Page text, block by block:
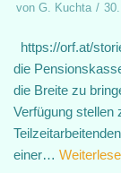
von G. Kuchta
https://orf.at/
die
die Breite zu
Verfügung stellen
einer…